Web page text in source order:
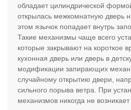
обладает цилиндрической
открылась межкомнатную дверь
этом язычок попадает внутрь
Такие механизмы чаще всего
которые закрывают на короткое
кухонная дверь или дверь в
модификации запирающих
случайному открытию двери,
сильного порыва ветра. При
механизмов никогда не